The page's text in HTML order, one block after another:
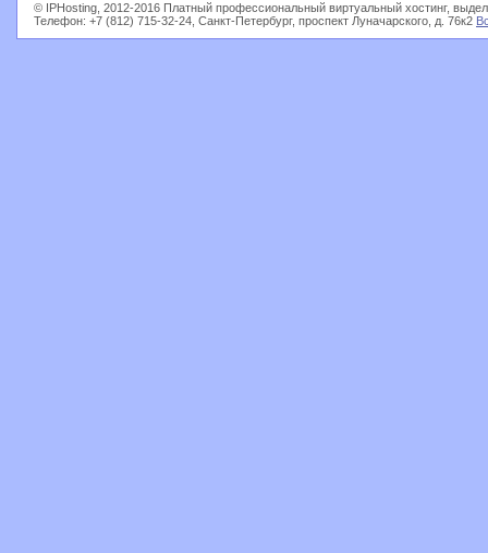
© IPHosting, 2012-2016 Платный профессиональный виртуальный хостинг,
Телефон: +7 (812) 715-32-24, Санкт-Петербург, проспект Луначарского, д. 76к2